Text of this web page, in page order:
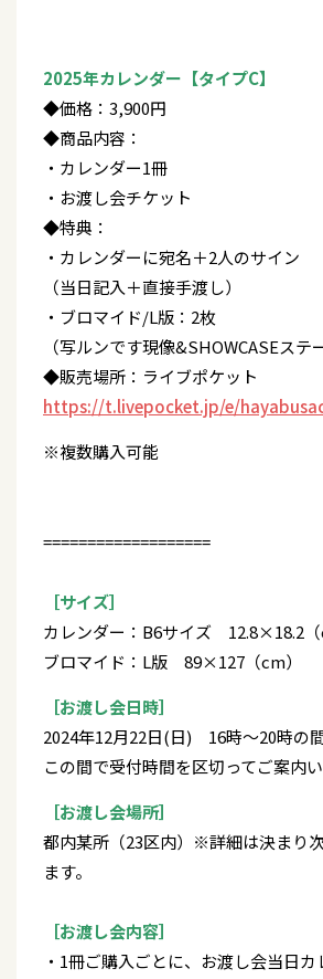
2025年カレンダー【タイプC】
◆価格：3,900円
◆商品内容：
・カレンダー1冊
・お渡し会チケット
◆特典：
・カレンダーに宛名＋2人のサイン
（当日記入＋直接手渡し）
・ブロマイド/L版：2枚
（写ルンです現像&SHOWCASEステ
◆販売場所：ライブポケット
https://t.livepocket.jp/e/
※複数購入可能
===================
［サイズ］
カレンダー：B6サイズ 12.8×18.2（
ブロマイド：L版 89×127（cm）
［お渡し会日時］
2024年12月22日(日) 16時～20時の
この間で受付時間を区切ってご案内い
［お渡し会場所］
都内某所（23区内）※詳細は決まり
ます。
［お渡し会内容］
・1冊ご購入ごとに、お渡し会当日